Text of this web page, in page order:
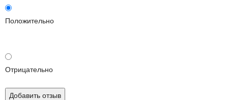
Положительно
Отрицательно
Добавить отзыв